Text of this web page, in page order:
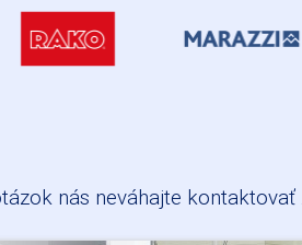
nás neváhajte kontaktovať